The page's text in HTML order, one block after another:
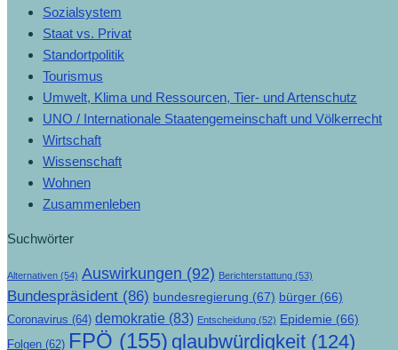
Sozialsystem
Staat vs. Privat
Standortpolitik
Tourismus
Umwelt, Klima und Ressourcen, Tier- und Artenschutz
UNO / Internationale Staatengemeinschaft und Völkerrecht
Wirtschaft
Wissenschaft
Wohnen
Zusammenleben
Suchwörter
Alternativen (54) Auswirkungen (92) Berichterstattung (53)
Bundespräsident (86) bundesregierung (67) bürger (66)
Coronavirus (64) demokratie (83) Entscheidung (52) Epidemie (66)
Folgen (62) FPÖ (155) glaubwürdigkeit (124)